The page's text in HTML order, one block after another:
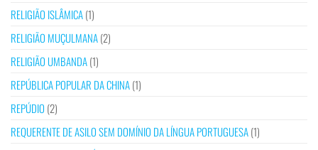
RELIGIÃO ISLÂMICA(1)
RELIGIÃO MUÇULMANA(2)
RELIGIÃO UMBANDA(1)
REPÚBLICA POPULAR DA CHINA(1)
REPÚDIO (2)
REQUERENTE DE ASILO SEM DOMÍNIO DA LÍNGUA PORTUGUESA(1)